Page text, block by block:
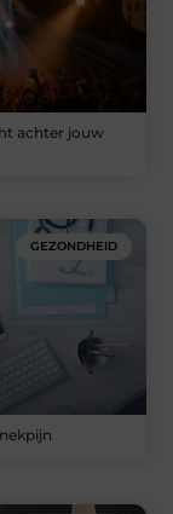
achter jouw
GEZONDHEID